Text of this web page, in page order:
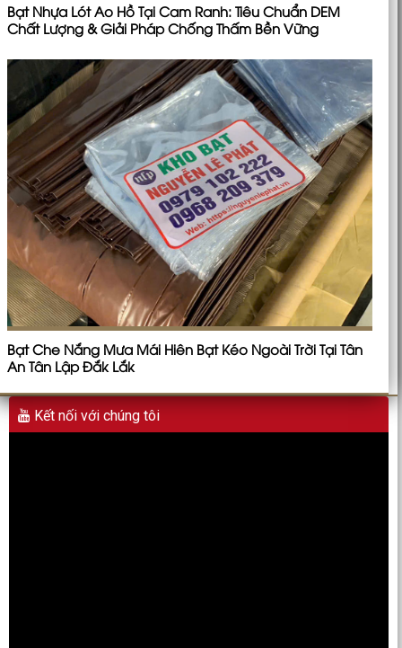
Bạt Nhựa Lót Ao Hồ Tại Cam Ranh: Tiêu Chuẩn DEM
Chất Lượng & Giải Pháp Chống Thấm Bền Vững
Bạt Che Nắng Mưa Mái Hiên Bạt Kéo Ngoài Trời Tại Tân
An Tân Lập Đắk Lắk
Kết nối với chúng tôi